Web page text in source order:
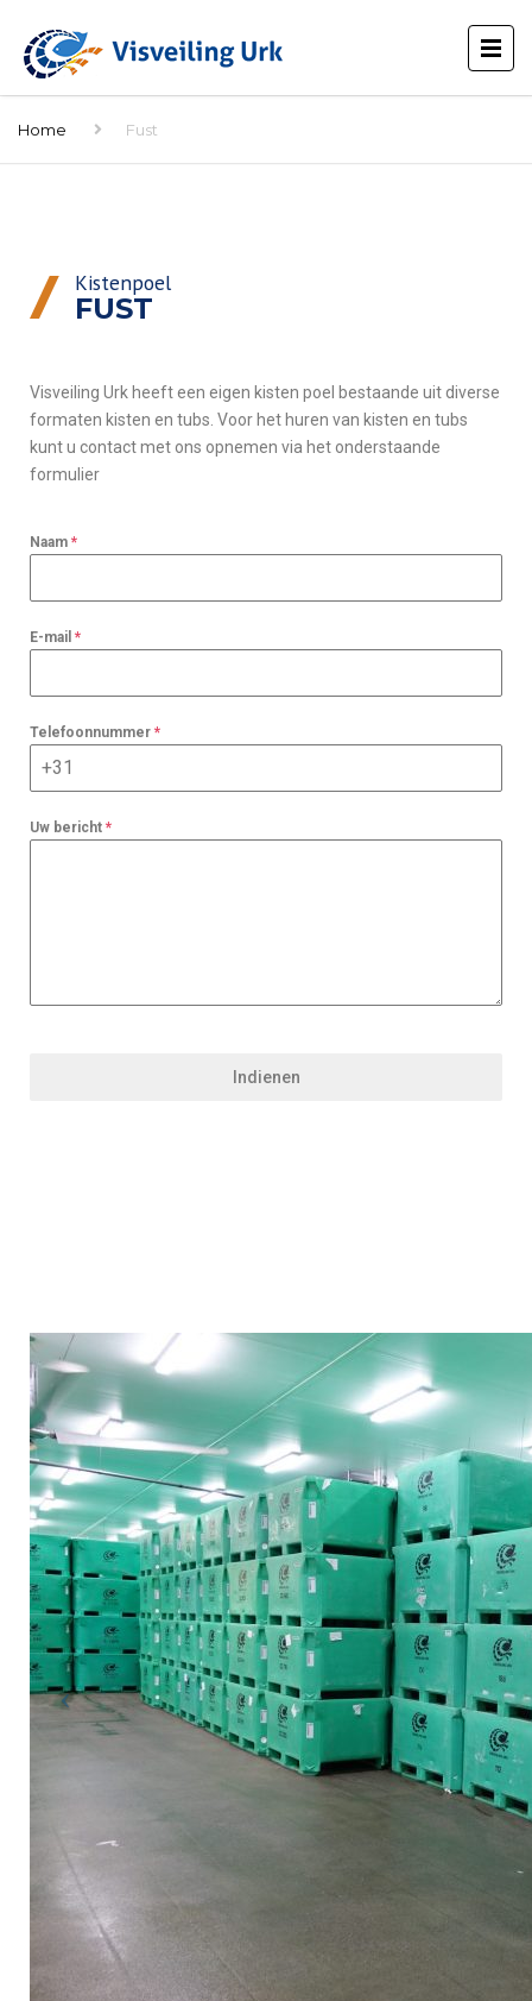
Home Fust
Kistenpoel
FUST
Visveiling Urk heeft een eigen kisten poel bestaande uit diverse
formaten kisten en tubs. Voor het huren van kisten en tubs
kunt u contact met ons opnemen via het onderstaande
formulier
Naam *
E-mail *
Telefoonnummer *
Uw bericht *
Indienen